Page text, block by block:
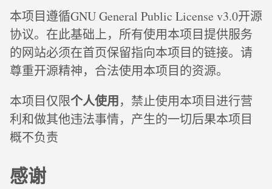
本项目遵循GNU General Public License v3.0开源
协议。在此基础上，所有使用本项目提供服务
的网站必须在首页保留指向本项目的链接。请
尊重开源精神，合法使用本项目的资源。
本项目仅限个人使用，禁止使用本项目进行营
利和做其他违法事情，产生的一切后果本项目
概不负责
感谢